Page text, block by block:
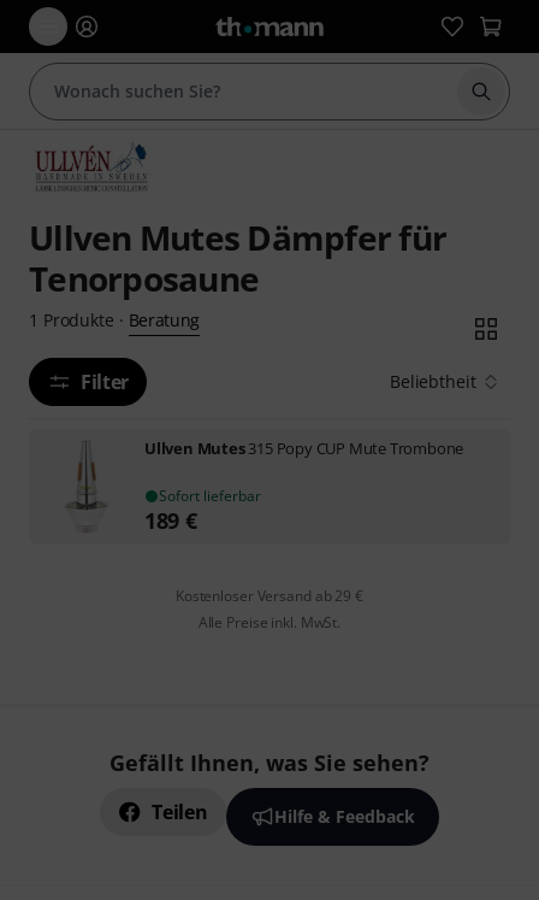
Suche
Ullven Mutes Dämpfer für
Tenorposaune
1 Produkte · Beratung
Filter Beliebtheit
Ullven Mutes315 Popy CUP Mute Trombone
Sofort lieferbar
189 €
Kostenloser Versand ab 29 €
Alle Preise inkl. MwSt.
Gefällt Ihnen, was Sie sehen?
Teilen Hilfe & Feedback